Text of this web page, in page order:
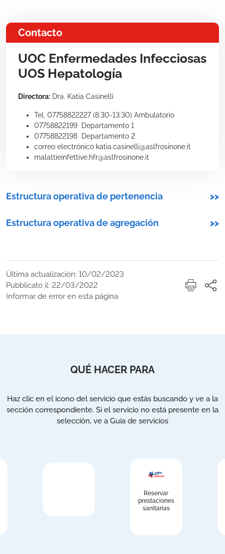
Contacto
UOC Enfermedades Infecciosas
UOS Hepatología
Directora: Dra. Katia Casinelli
Tel. 07758822227 (8:30-13:30) Ambulatorio
07758822199 Departamento 1
07758822198 Departamento 2
correo electrónico katia.casinelli@aslfrosinone.it
malattieinfettive.hfr@aslfrosinone.it
Estructura operativa de pertenencia >>
Estructura operativa de agregación >>
Última actualización: 10/02/2023
Pubblicato il: 22/03/2022
Informar de error en esta página
QUÉ HACER PARA
Haz clic en el icono del servicio que estás buscando y ve a la
sección correspondiente. Si el servicio no está presente en la
selección, ve a Guía de servicios
Reservar
prestaciones
sanitarias